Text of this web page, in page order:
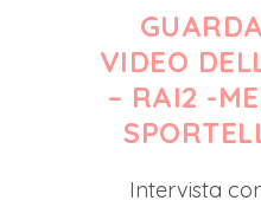
VIDEO
– RAI2 -
Intervista